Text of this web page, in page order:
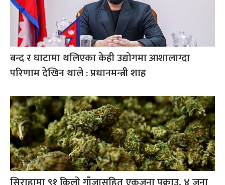
बन्द र घाटामा थलिएका केही उद्योगमा आशालाग्दा
परिणाम देखिन थाले : प्रधानमन्त्री शाह